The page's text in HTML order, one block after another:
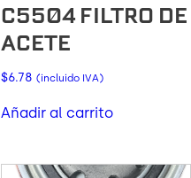
C5504 FILTRO DE
ACETE
$6.78 (incluido IVA)
Añadir al carrito